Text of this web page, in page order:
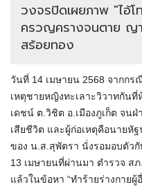
วงจรปิดเผยภาพ "ไอ้โ
ครวญครางจนตาย ญา
สร้อยทอง
วันที่ 14 เมษายน 2568 จากก
เหตุชายหญิงทะเลาะวิวาทกัน
เดชน์ ต.วิชิต อ.เมืองภูเก็ต จน
เสียชีวิต และผู้ก่อเหตุคือนายหั
ของ น.ส.สุพัตรา นั่งรอมอบตัวกั
13 เมษายนที่ผ่านมา ตำรวจ ส
แล้วในข้อหา “ทำร้ายร่างกายผู้